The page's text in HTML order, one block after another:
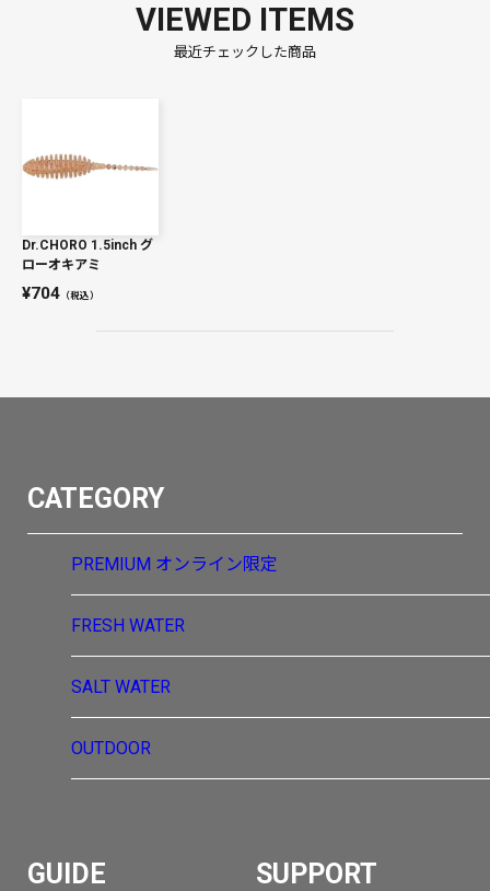
VIEWED ITEMS
最近チェックした商品
Dr.CHORO 1.5inch グ
ローオキアミ
704 （税込）
CATEGORY
PREMIUM オンライン限定
FRESH WATER
SALT WATER
OUTDOOR
GUIDE SUPPORT